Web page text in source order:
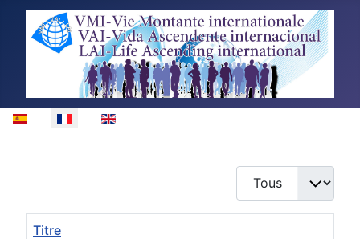
Sélectionnez votre langue
Afficher #
Titre